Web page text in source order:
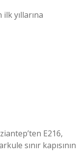
yıllarına
E216,
sınır kapısının